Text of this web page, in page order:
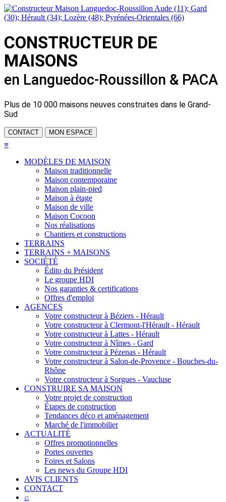
CONSTRUCTEUR DE
MAISONS
en Languedoc-Roussillon & PACA
Plus de 10 000 maisons neuves construites dans le Grand-
Sud
CONTACT MON ESPACE
≡
MODÈLES DE MAISON
Maison traditionnelle
Maison contemporaine
Maison plain-pied
Maison à étage
Maison de ville
Maison Cocoon
Nos réalisations
Chantiers et constructions
TERRAINS
TERRAINS + MAISONS
SOCIÉTÉ
Édito du Président
Le groupe HDI
Nos garanties & certifications
Offres d'emploi
AGENCES
Votre constructeur à Béziers - Hérault
Votre constructeur à Clermont-l'Hérault - Hérault
Votre constructeur à Lattes - Hérault
Votre constructeur à Nîmes - Gard
Votre constructeur à Pézenas - Hérault
Votre constructeur à Salon-de-Provence - Bouches-du-
Rhône
Votre constructeur à Sorgues - Vaucluse
CONSTRUIRE SA MAISON
Votre projet de construction
Étapes de construction
Tendances déco et aménagement
Marché de l'immobilier
ACTUALITÉ
Offres promotionnelles
Portes ouvertes
Foires et Salons
Les news du Groupe HDI
AVIS CLIENTS
CONTACT
⌕